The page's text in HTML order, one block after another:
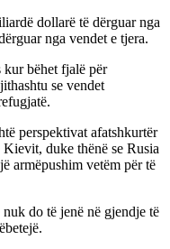
dollarë të dërguar nga
nga vendet e tjera.
kur bëhet fjalë për
se vendet
perspektivat afatshkurtër
duke thënë se Rusia
armëpushim vetëm për të
do të jenë në gjendje të